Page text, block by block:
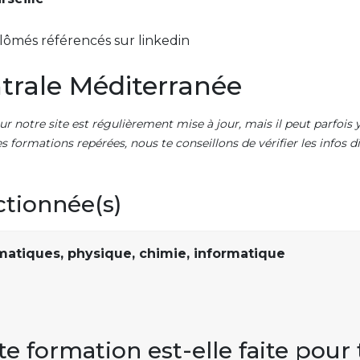
référencés sur linkedin
Méditerranée
notre site est régulièrement mise à jour, mais il peut parfois
formations repérées, nous te conseillons de vérifier les infos
physique, chimie, informatique
formation est-elle faite pour